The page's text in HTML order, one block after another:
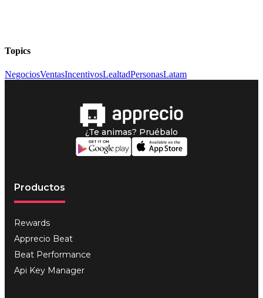
Topics
NegociosVentasIncentivosLealtadPersonasLatam
¿Te animas? Pruébalo
Productos
Rewards
Apprecio Beat
Beat Performance
Api Key Manager